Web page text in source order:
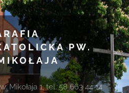
PW.
Mikołaja 1, tel. 58 663 44 14